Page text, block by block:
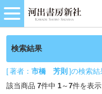
検索結果
[ 著者：市橋 芳則 ]の検索結
該当商品7件中 1～7件を表示